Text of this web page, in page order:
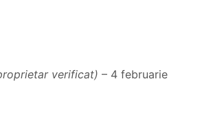
verificat) – 4 februarie